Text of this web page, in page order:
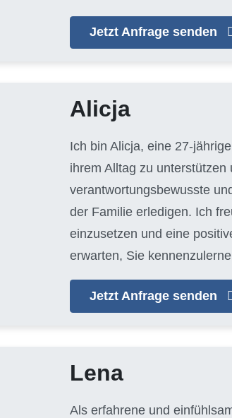
Jetzt Anfrage senden
Alicja
Ich bin Alicja, eine 27-jährige
ihrem Alltag zu
verantwortungsbewusste
der Familie erledigen. Ich
einzusetzen und eine
erwarten, Sie
Jetzt Anfrage senden
Lena
Als erfahrene und